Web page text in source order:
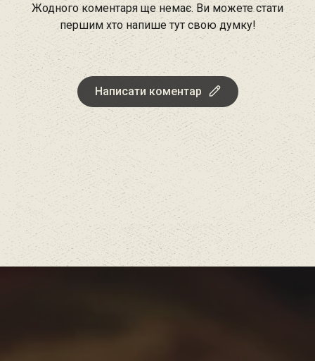
Жодного коментаря ще немає. Ви можете стати
першим хто напише тут свою думку!
Написати коментар